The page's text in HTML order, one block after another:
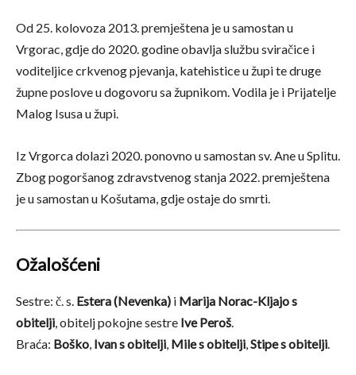
Od 25. kolovoza 2013. premještena je u samostan u
Vrgorac, gdje do 2020. godine obavlja službu sviračice i
voditeljice crkvenog pjevanja, katehistice u župi te druge
župne poslove u dogovoru sa župnikom. Vodila je i Prijatelje
Malog Isusa u župi.
Iz Vrgorca dolazi 2020. ponovno u samostan sv. Ane u Splitu.
Zbog pogoršanog zdravstvenog stanja 2022. premještena
je u samostan u Košutama, gdje ostaje do smrti.
Ožalošćeni
Sestre: č. s. Estera (Nevenka) i Marija Norac-Kljajo s
obitelji, obitelj pokojne sestre Ive Peroš.
Braća: Boško, Ivan s obitelji, Mile s obitelji,Stipe s obitelji.